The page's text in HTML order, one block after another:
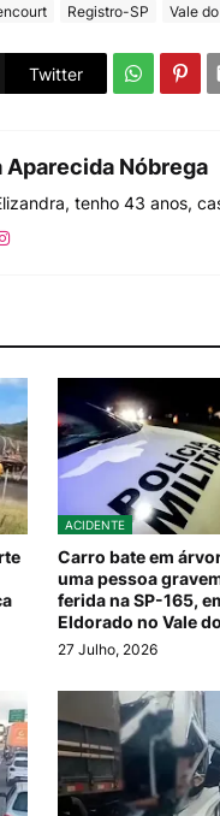
Registro-SP Vale
Twitter
Aparecida Nóbrega
tenho 43 anos,
ACIDENTE
Carro bate em
uma pessoa
ferida na SP-165,
Eldorado no Vale
27 Julho, 2026